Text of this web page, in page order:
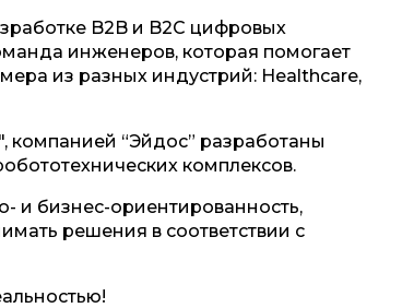
B2B и B2C цифровых
инженеров, которая помогает
из разных индустрий: Healthcare,
компанией “Эйдос” разработаны
комплексов.
и бизнес-ориентированность,
решения в соответствии с